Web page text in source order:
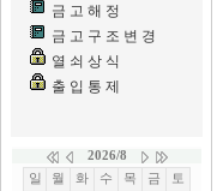
금 고 해 정
금 고 구 조 변 경
열 쇠 상 식
출 입 통 제